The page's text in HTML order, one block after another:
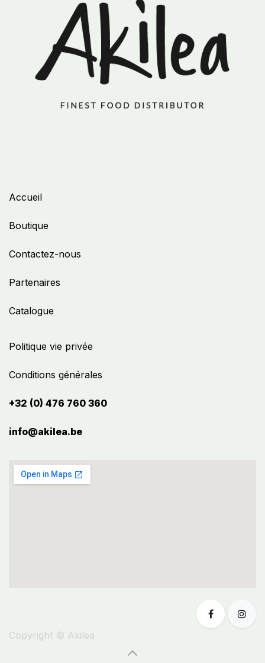
Politique vie privée
Conditions générales
+32 (0) 476 760 360
info@akilea.be​
Accueil
Boutique
Contactez-nous
Partenaires
Catalogue
Copyright © Akilea